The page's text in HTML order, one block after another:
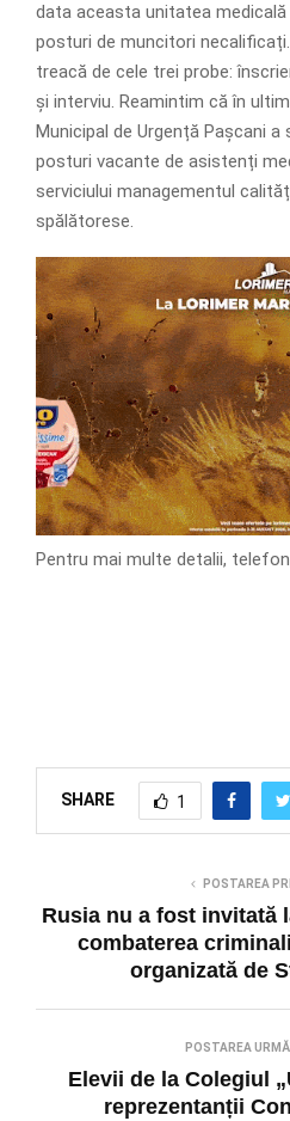
data aceasta unitatea
posturi de muncitori
treacă de cele trei probe:
și interviu. Reamintim că în
Municipal de Urgență Pașcani
posturi vacante de asistenți
serviciului managementul
spălătorese.
Pentru mai multe detalii, telefon
SHARE 1
POSTAREA
Rusia nu a fost invitată
combaterea
organizată de
POSTAREA
Elevii de la Colegiul
reprezentanții